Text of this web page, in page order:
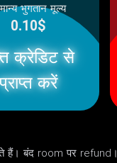
भुगतान मूल्य
0.10$
क्रेडिट से
प्राप्त करें
हैं। बंद room पर refund।